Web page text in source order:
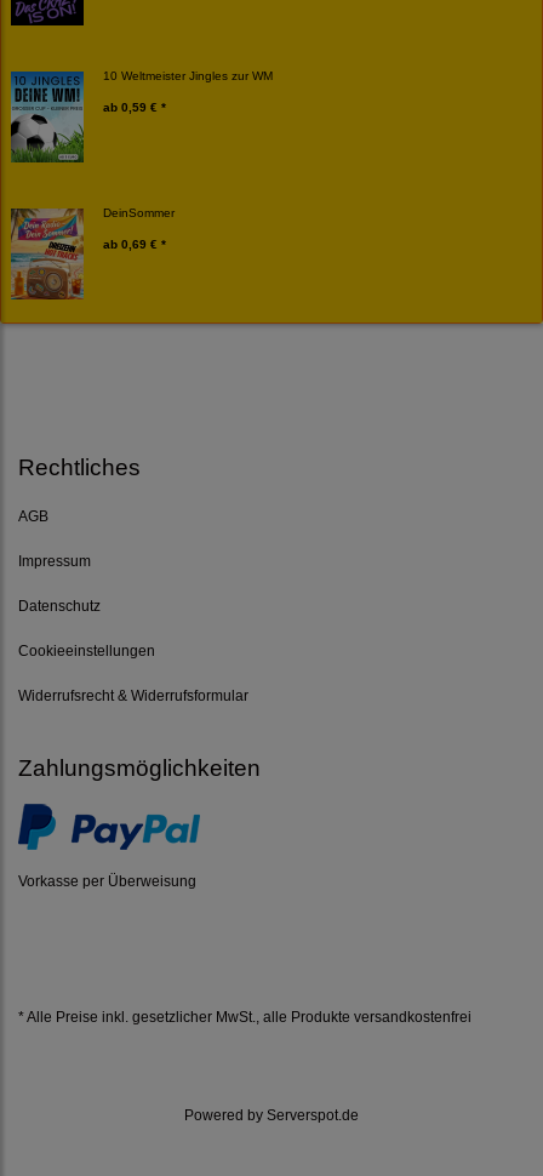
10 Weltmeister Jingles zur WM
ab 0,59 € *
DeinSommer
ab 0,69 € *
Rechtliches
AGB
Impressum
Datenschutz
Cookieeinstellungen
Widerrufsrecht & Widerrufsformular
Zahlungsmöglichkeiten
Vorkasse per Überweisung
* Alle Preise inkl. gesetzlicher MwSt., alle Produkte versandkostenfrei
Powered by Serverspot.de